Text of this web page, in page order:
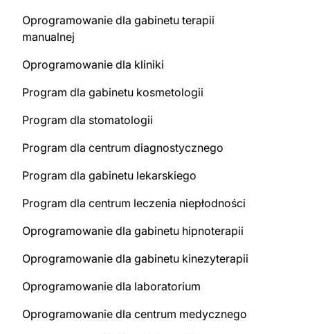
Oprogramowanie dla gabinetu terapii
manualnej
Oprogramowanie dla kliniki
Program dla gabinetu kosmetologii
Program dla stomatologii
Program dla centrum diagnostycznego
Program dla gabinetu lekarskiego
Program dla centrum leczenia niepłodności
Oprogramowanie dla gabinetu hipnoterapii
Oprogramowanie dla gabinetu kinezyterapii
Oprogramowanie dla laboratorium
Oprogramowanie dla centrum medycznego